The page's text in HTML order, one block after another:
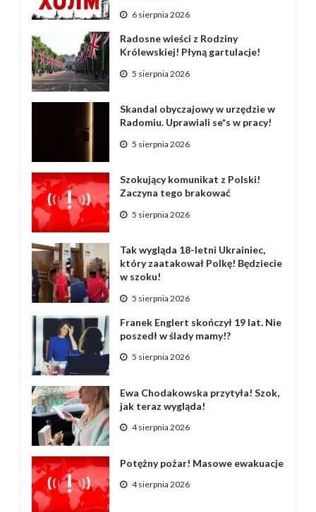
6 sierpnia 2026
Radosne wieści z Rodziny
Królewskiej! Płyną gartulacje!
5 sierpnia 2026
Skandal obyczajowy w urzędzie w
Radomiu. Uprawiali se*s w pracy!
5 sierpnia 2026
Szokujący komunikat z Polski!
Zaczyna tego brakować
5 sierpnia 2026
Tak wygląda 18-letni Ukrainiec,
który zaatakował Polkę! Będziecie
w szoku!
5 sierpnia 2026
Franek Englert skończył 19 lat. Nie
poszedł w ślady mamy!?
5 sierpnia 2026
Ewa Chodakowska przytyła! Szok,
jak teraz wygląda!
4 sierpnia 2026
Potężny pożar! Masowe ewakuacje
4 sierpnia 2026